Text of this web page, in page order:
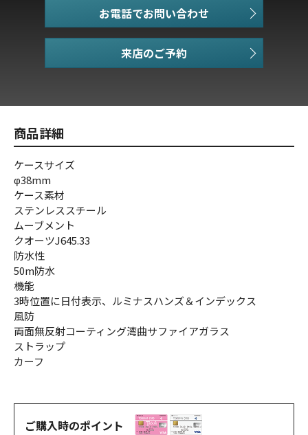
お電話でお問い合わせ
商品詳細
ケースサイズ
φ38mm
ケース素材
ステンレススチール
ムーブメント
クオーツJ645.33
防水性
50m防水
機能
3時位置に日付表示、ルミナスハンズ＆インデックス
風防
両面無反射コーティング湾曲サファイアガラス
ストラップ
カーフ
ご購入時のポイント